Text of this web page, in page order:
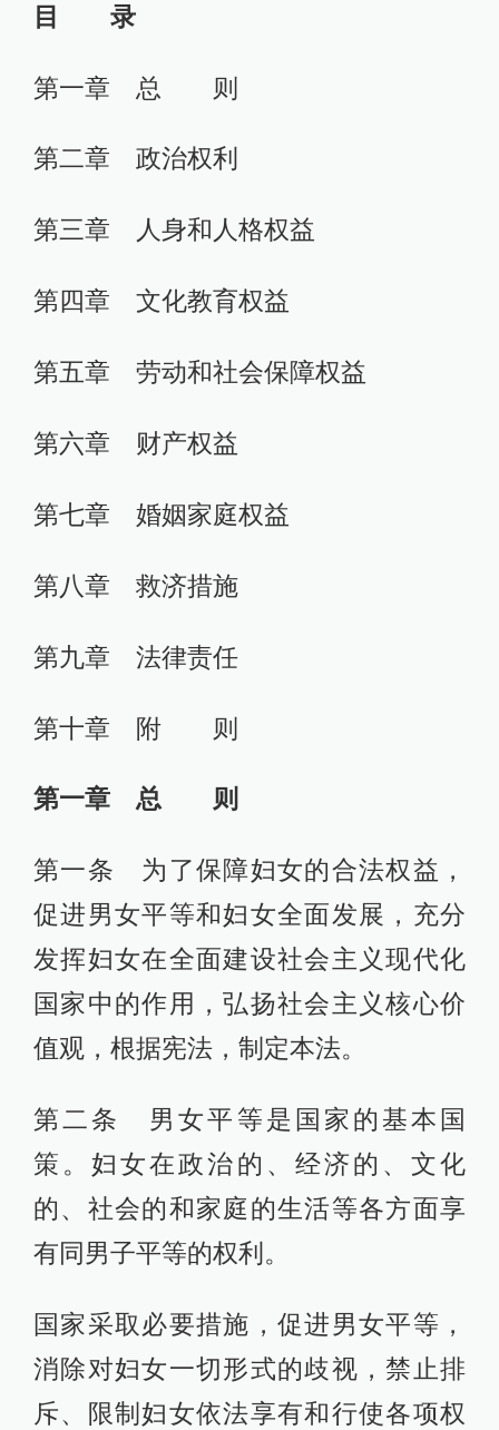
目 录
第一章 总 则
第二章 政治权利
第三章 人身和人格权益
第四章 文化教育权益
第五章 劳动和社会保障权益
第六章 财产权益
第七章 婚姻家庭权益
第八章 救济措施
第九章 法律责任
第十章 附 则
第一章 总 则
第一条 为了保障妇女的合法权益，
促进男女平等和妇女全面发展，充分
发挥妇女在全面建设社会主义现代化
国家中的作用，弘扬社会主义核心价
值观，根据宪法，制定本法。
第二条 男女平等是国家的基本国
策。妇女在政治的、经济的、文化
的、社会的和家庭的生活等各方面享
有同男子平等的权利。
国家采取必要措施，促进男女平等，
消除对妇女一切形式的歧视，禁止排
斥、限制妇女依法享有和行使各项权